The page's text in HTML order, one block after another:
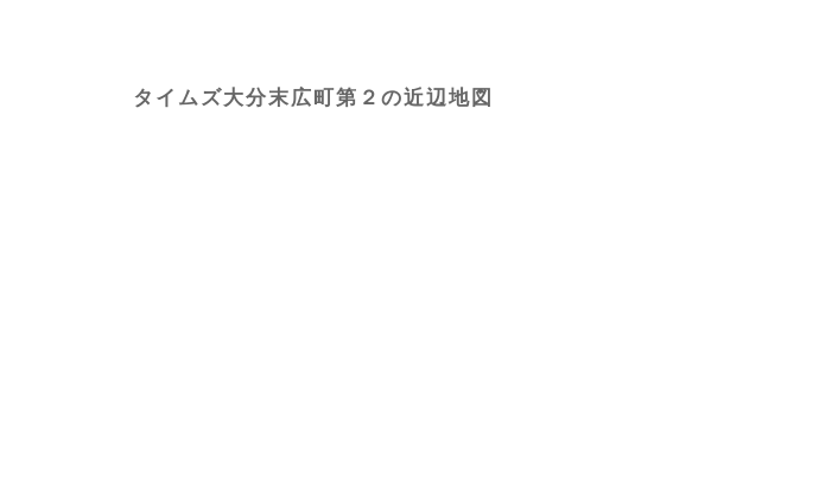
タイムズ大分末広町第２の近辺地図